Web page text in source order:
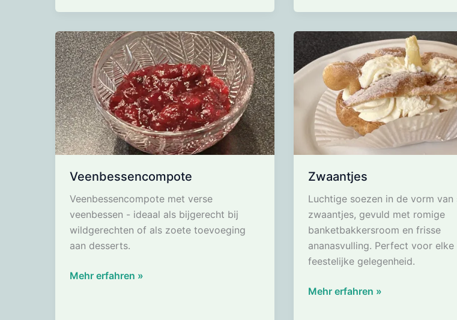
Tafel
een
bedje
van
knolselderpuree
met
peren
rode
wijn
en
veenbessencompote
Veenbessencompote
Veenbessencompote met verse
veenbessen - ideaal als bijgerecht bij
wildgerechten of als zoete toevoeging
aan desserts.
Veenbessencompote
Mehr erfahren »
Zwaantjes
Luchtige soezen in de vorm van
zwaantjes, gevuld met romige
banketbakkersroom en frisse
ananasvulling. Perfect voor elke
feestelijke gelegenheid.
Zwaantjes
Mehr erfahren »